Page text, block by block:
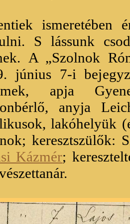
ismeretében
S lássunk
A „Szolnok
június 7-i
apja
anyja
lakóhelyük
keresztszülők:
Kázmér;